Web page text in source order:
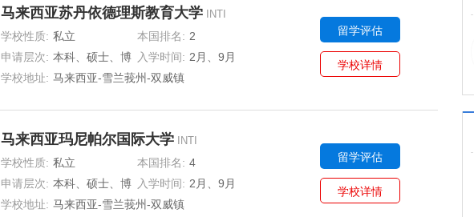
马来西亚苏丹依德理斯教育大学 INTI
INTERNATIONAL UNIVERSITY
学校性质: 私立 本国排名: 2
申请层次: 本科、硕士、博
士
入学时间: 2月、9月
学校地址: 马来西亚-雪兰莪州-双威镇
留学评估
学校详情
马来西亚玛尼帕尔国际大学 INTI
INTERNATIONAL UNIVERSITY
学校性质: 私立 本国排名: 4
申请层次: 本科、硕士、博
士
入学时间: 2月、9月
学校地址: 马来西亚-雪兰莪州-双威镇
留学评估
学校详情